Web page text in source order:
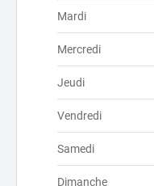
Mardi
Mercredi
Jeudi
Vendredi
Samedi
Dimanche